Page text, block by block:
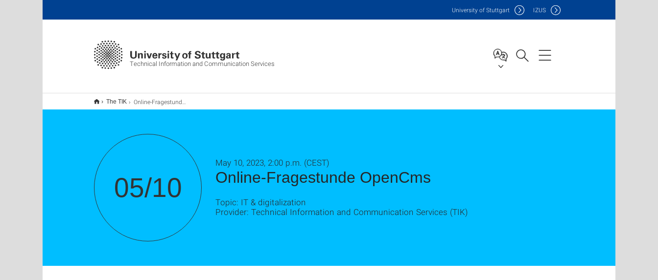
Technical Information and Communication Services
University of Stuttgart IZUS
The TIK Online-Fragestunde OpenCms
05/10 Online-Fragestunde OpenCms
May 10, 2023, 2:00 p.m. (CEST)
Topic: IT & digitalization
Provider: Technical Information and Communication Services (TIK)